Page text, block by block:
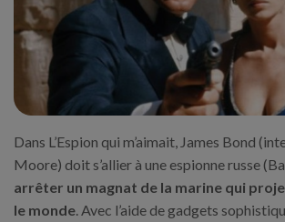
Dans L’Espion qui m’aimait, James Bond
Moore) doit s’allier à une espionne russe
arrêter un magnat de la marine qui
le monde . Avec l’aide de gadgets